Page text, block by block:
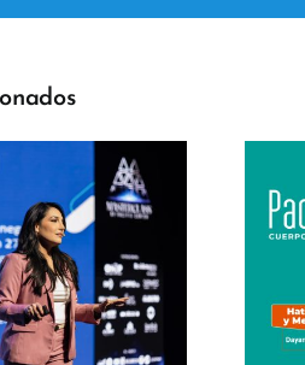
Fit – Día
del
2026 Pacific
Center